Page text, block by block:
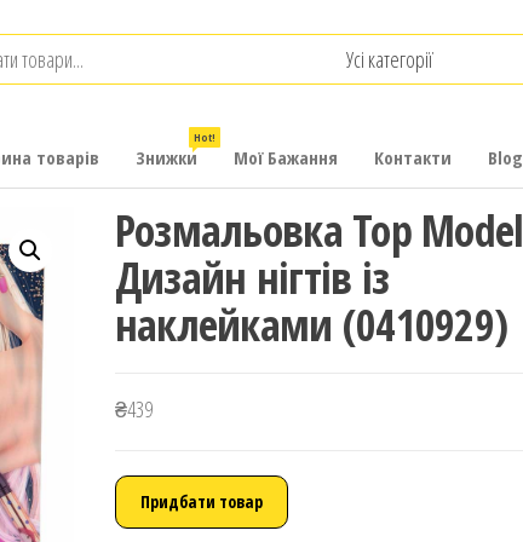
товарів Знижки
Hot!
Мої Бажання Контакти Blog
Розмальовка Top Model
Дизайн нігтів iз
наклейками (0410929)
₴439
Придбати товар